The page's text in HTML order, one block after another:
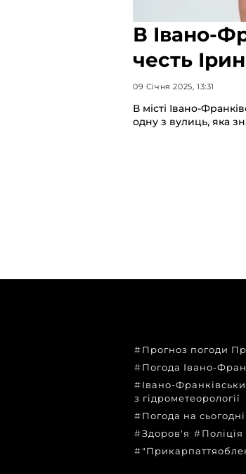
В Івано-
честь
09 Січня 2025, 13:31
В місті Івано-
одну з вулиць, яка
Прогноз погоди
Погода Івано-
Івано-
з гідрометеорології
Погода на сьогодні
Здоров'я